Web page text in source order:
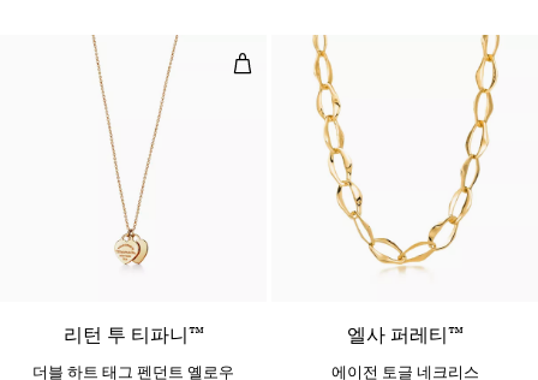
더블 하트 태그 펜던트 옐로우 골드
2 소재
리턴 투 티파니™
더블 하트 태그 펜던트 옐로우
엘사 퍼레티™
에이전 토글 네크리스